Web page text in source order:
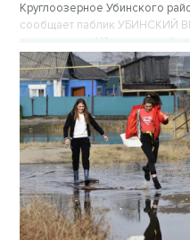
Круглоозерное Убинского
сообщает паблик УБИНСКИЙ
словам главы Убинского
Круглоозерном зашла на
участка. Есть сложности с
их состояние